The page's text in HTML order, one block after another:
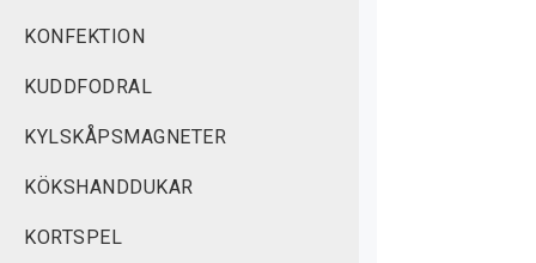
KONFEKTION
KUDDFODRAL
KYLSKÅPSMAGNETER
KÖKSHANDDUKAR
KORTSPEL